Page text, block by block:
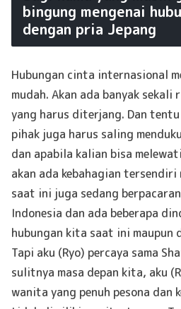
bingung mengenai
dengan pria Jepang
Hubungan cinta internasional
mudah. Akan ada banyak
yang harus diterjang. Dan
pihak juga harus saling
dan apabila kalian bisa
akan ada kebahagian tersendiri
saat ini juga sedang
Indonesia dan ada beberapa
hubungan kita saat ini maupun
Tapi aku (Ryo) percaya sama
sulitnya masa depan kita, aku
wanita yang penuh pesona dan